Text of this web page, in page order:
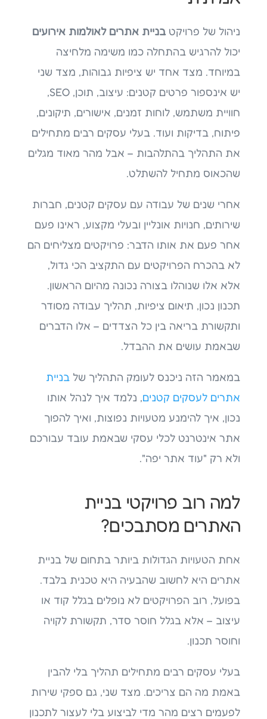
ניהול של פרויקט בניית אתרים לאולמות אירועים
יכול להרגיש בהתחלה כמו משימה מלחיצה
במיוחד. מצד אחד יש ציפיות גבוהות, מצד שני
יש אינספור פרטים קטנים: עיצוב, תוכן, SEO,
חוויית משתמש, לוחות זמנים, אישורים, תיקונים,
פיתוח, בדיקות ועוד. בעלי עסקים רבים מתחילים
את התהליך בהתלהבות – אבל מהר מאוד מגלים
שהכאוס מתחיל להשתלט.
אחרי שנים של עבודה עם עסקים קטנים, חברות
שירותים, חנויות אונליין ובעלי מקצוע, ראינו פעם
אחר פעם את אותו הדבר: פרויקטים מצליחים הם
לא בהכרח הפרויקטים עם התקציב הכי גדול,
אלא אלו שנוהלו בצורה נכונה מהיום הראשון.
תכנון נכון, תיאום ציפיות, תהליך עבודה מסודר
ותקשורת בריאה בין כל הצדדים – אלו הדברים
שבאמת עושים את ההבדל.
במאמר הזה ניכנס לעומק התהליך של בניית
אתרים לעסקים קטנים, נלמד איך לנהל אותו
נכון, איך להימנע מטעויות נפוצות, ואיך להפוך
אתר אינטרנט לכלי עסקי שבאמת עובד עבורכם
ולא רק "עוד אתר יפה".
למה רוב פרויקטי בניית
האתרים מסתבכים?
אחת הטעויות הגדולות ביותר בתחום של בניית
אתרים היא לחשוב שהבעיה היא טכנית בלבד.
בפועל, רוב הפרויקטים לא נופלים בגלל קוד או
עיצוב – אלא בגלל חוסר סדר, תקשורת לקויה
וחוסר תכנון.
בעלי עסקים רבים מתחילים תהליך בלי להבין
באמת מה הם צריכים. מצד שני, גם ספקי שירות
לפעמים רצים מהר מדי לביצוע בלי לעצור לתכנון